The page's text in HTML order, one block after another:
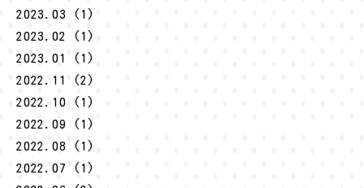
2023.03 (1)
2023.02 (1)
2023.01 (1)
2022.11 (2)
2022.10 (1)
2022.09 (1)
2022.08 (1)
2022.07 (1)